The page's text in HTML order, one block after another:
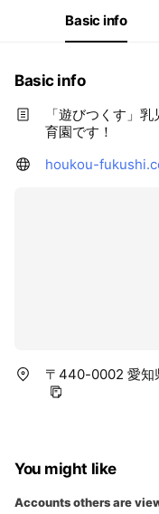
Basic info
Basic info
「遊びつくす」
育園です！
houkou-
〒440-0002 愛知
You might like
Accounts others are